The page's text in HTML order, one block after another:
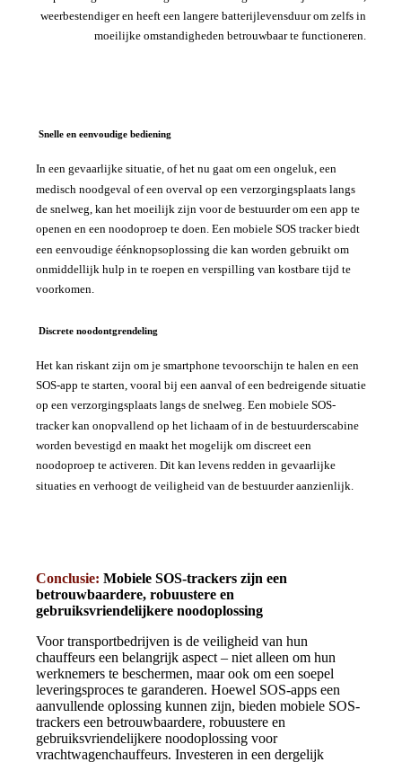
weerbestendiger en heeft een langere batterijlevensduur om zelfs in
moeilijke omstandigheden betrouwbaar te functioneren.
Snelle en eenvoudige bediening
In een gevaarlijke situatie, of het nu gaat om een ongeluk, een
medisch noodgeval of een overval op een verzorgingsplaats langs
de snelweg, kan het moeilijk zijn voor de bestuurder om een app te
openen en een noodoproep te doen. Een mobiele SOS tracker biedt
een eenvoudige éénknopsoplossing die kan worden gebruikt om
onmiddellijk hulp in te roepen en verspilling van kostbare tijd te
voorkomen.
Discrete noodontgrendeling
Het kan riskant zijn om je smartphone tevoorschijn te halen en een
SOS-app te starten, vooral bij een aanval of een bedreigende situatie
op een verzorgingsplaats langs de snelweg. Een mobiele SOS-
tracker kan onopvallend op het lichaam of in de bestuurderscabine
worden bevestigd en maakt het mogelijk om discreet een
noodoproep te activeren. Dit kan levens redden in gevaarlijke
situaties en verhoogt de veiligheid van de bestuurder aanzienlijk.
Conclusie: Mobiele SOS-trackers zijn een
betrouwbaardere, robuustere en
gebruiksvriendelijkere noodoplossing
Voor transportbedrijven is de veiligheid van hun
chauffeurs een belangrijk aspect – niet alleen om hun
werknemers te beschermen, maar ook om een soepel
leveringsproces te garanderen. Hoewel SOS-apps een
aanvullende oplossing kunnen zijn, bieden mobiele SOS-
trackers een betrouwbaardere, robuustere en
gebruiksvriendelijkere noodoplossing voor
vrachtwagenchauffeurs. Investeren in een dergelijk